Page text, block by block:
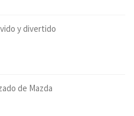
y divertido
de Mazda